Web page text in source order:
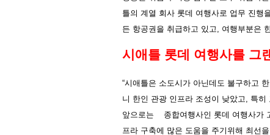
틀의 계열 회사 롯데 여행사로 업무 진행
든 항공권을 취급하고 있고, 여행부분은
시애틀 롯데 여행사를 그
“시애틀은 소도시가 아닌데도 불구하고
니 한인 관광 인프라 조성이 낮았고, 특히
앞으로는
종합여행사인 롯데 여행사가
프라 구축에 많은 도움을 주기위해 최선을